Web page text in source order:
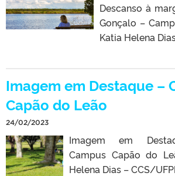
Descanso à
Gonçalo –
Katia Helena
Imagem em Destaque –
Capão do Leão
24/02/2023
Imagem em
Campus Capão do
Helena Dias – CCS/